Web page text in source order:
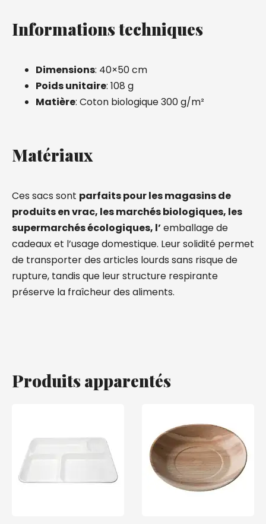
Informations techniques
Dimensions: 40×50 cm
Poids unitaire: 108 g
Matière: Coton biologique 300 g/m²
Matériaux
Ces sacs sont parfaits pour les magasins de
produits en vrac, les marchés biologiques, les
supermarchés écologiques, l’emballage de
cadeaux et l’usage domestique. Leur solidité permet
de transporter des articles lourds sans risque de
rupture, tandis que leur structure respirante
préserve la fraîcheur des aliments.
Produits apparentés